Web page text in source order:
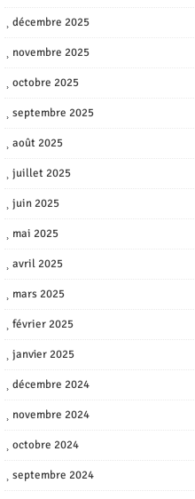
décembre 2025
novembre 2025
octobre 2025
septembre 2025
août 2025
juillet 2025
juin 2025
mai 2025
avril 2025
mars 2025
février 2025
janvier 2025
décembre 2024
novembre 2024
octobre 2024
septembre 2024